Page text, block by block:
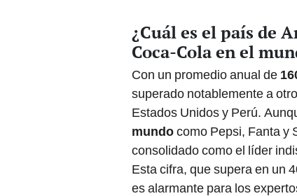
¿Cuál es el país de
Coca-Cola en el
Con un promedio anual de
superado notablemente a
Estados Unidos y Perú.
mundocomo Pepsi, Fanta y
consolidado como el líder
Esta cifra, que supera en un
es alarmante para los